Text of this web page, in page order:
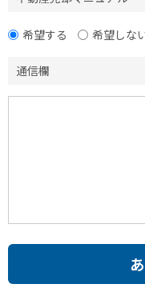
希望する 希望しな
通信欄